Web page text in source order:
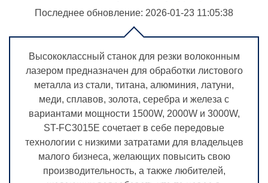
Последнее обновление: 2026-01-23 11:05:38
Высококлассный станок для резки волоконным
лазером предназначен для обработки листового
металла из стали, титана, алюминия, латуни,
меди, сплавов, золота, серебра и железа с
вариантами мощности 1500W, 2000W и 3000W,
ST-FC3015E сочетает в себе передовые
технологии с низкими затратами для владельцев
малого бизнеса, желающих повысить свою
производительность, а также любителей,